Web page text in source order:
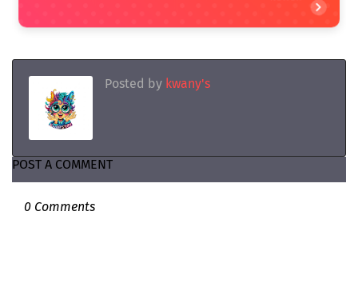
Posted by kwany's
POST A COMMENT
0 Comments